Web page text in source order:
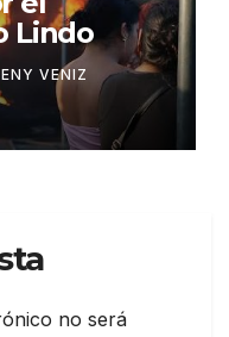
Lindo
VENIZ
no será